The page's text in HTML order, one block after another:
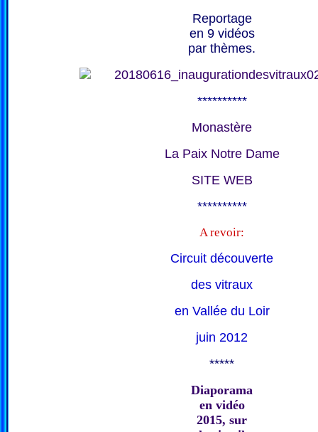
Reportage
en 9 vidéos
par thèmes.
**********
Monastère
La Paix Notre Dame
SITE WEB
**********
A revoir:
Circuit découverte
des vitraux
en Vallée du Loir
juin 2012
*****
Diaporama
en vidéo
2015, sur